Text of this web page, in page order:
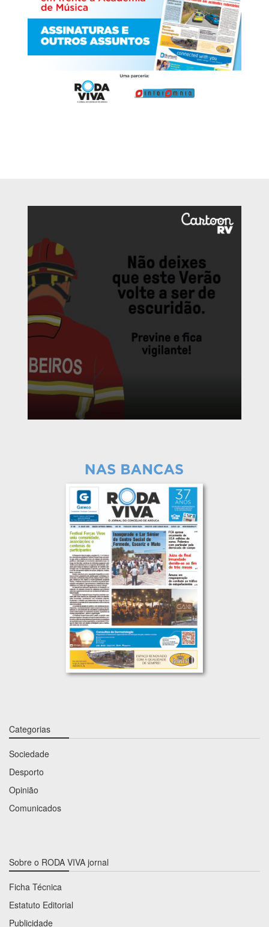
Categorias
Sociedade
Desporto
Opinião
Comunicados
Sobre o RODA VIVA jornal
Ficha Técnica
Estatuto Editorial
Publicidade